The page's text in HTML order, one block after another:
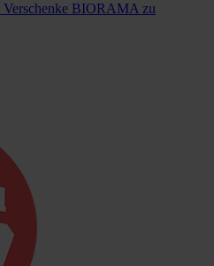
Verschenke BIORAMA zu